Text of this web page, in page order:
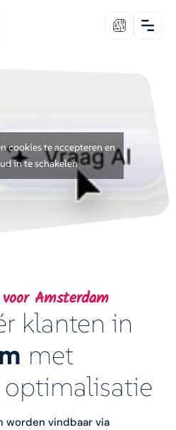
Amsterdam
klanten in
met
worden vindbaar via
cookies te accepteren en
in te schakelen